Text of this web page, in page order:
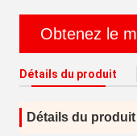
Obtenez le
Détails du produit
Détails du produit